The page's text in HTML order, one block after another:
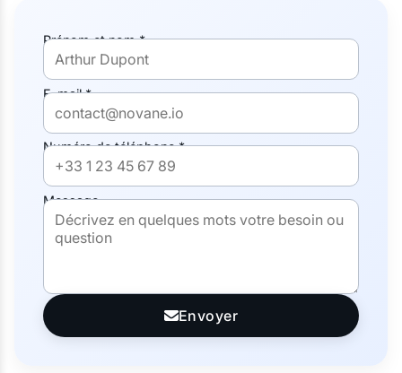
Prénom et nom *
E-mail *
Numéro de téléphone *
Message
Envoyer